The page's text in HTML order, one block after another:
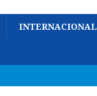
INTERNACIONAL